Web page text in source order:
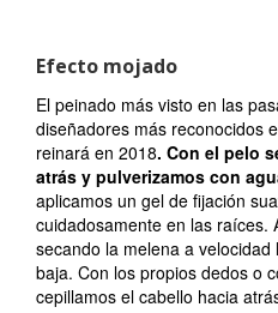
Efecto mojado
El peinado más visto en las
diseñadores más reconocidos
reinará en 2018. Con el pelo
atrás y pulverizamos con
aplicamos un gel de fijación
cuidadosamente en las raíces.
secando la melena a
baja. Con los propios dedos o
cepillamos el cabello hacia